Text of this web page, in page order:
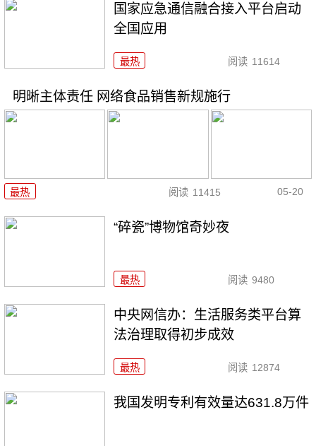
国家应急通信融合接入平台启动
全国应用
最热 阅读 11614
明晰主体责任 网络食品销售新规施行
最热 阅读 11415 05-20
“碎瓷”博物馆奇妙夜
最热 阅读 9480
中央网信办：生活服务类平台算
法治理取得初步成效
最热 阅读 12874
我国发明专利有效量达631.8万件